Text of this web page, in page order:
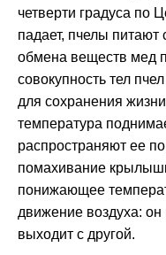
четверти градуса по
падает, пчелы питают
обмена веществ мед
совокупность тел
для сохранения
температура
распространяют ее
помахивание
понижающее
движение воздуха:
выходит с другой.